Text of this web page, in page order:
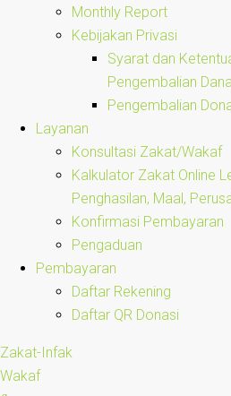
Monthly Report
Kebijakan Privasi
Syarat dan
Pengembalian Dana
Pengembalian
Layanan
Konsultasi Zakat/Wakaf
Kalkulator Zakat Online
Penghasilan, Maal,
Konfirmasi Pembayaran
Pengaduan
Pembayaran
Daftar Rekening
Daftar QR Donasi
Zakat-Infak
Wakaf